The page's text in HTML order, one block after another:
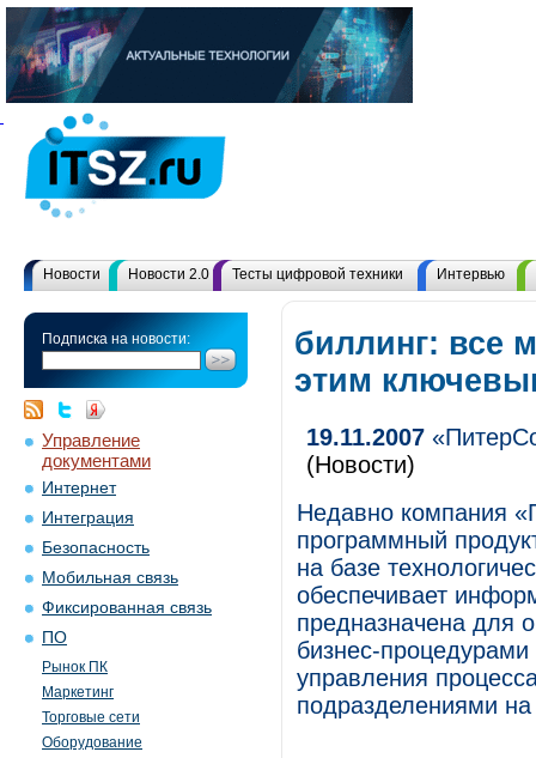
Новости Новости 2.0 Тесты цифровой техники Интервью
Подписка на новости:
Управление
документами
Интернет
Интеграция
Безопасность
Мобильная связь
Фиксированная связь
ПО
Рынок ПК
Маркетинг
Торговые сети
Оборудование
биллинг: все
этим
19.11.2007
(Новости)
Недавно компания
программный
на базе
обеспечивает
предназначена для
бизнес-
управления
подразделениями